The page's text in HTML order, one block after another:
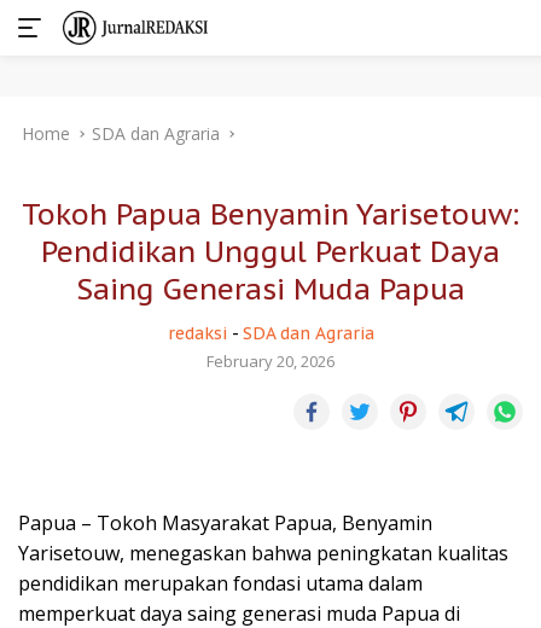
Home SDA dan Agraria
Tokoh Papua Benyamin Yarisetouw:
Pendidikan Unggul Perkuat Daya
Saing Generasi Muda Papua
redaksi - SDA dan Agraria
February 20, 2026
Papua – Tokoh Masyarakat Papua, Benyamin
Yarisetouw, menegaskan bahwa peningkatan kualitas
pendidikan merupakan fondasi utama dalam
memperkuat daya saing generasi muda Papua di